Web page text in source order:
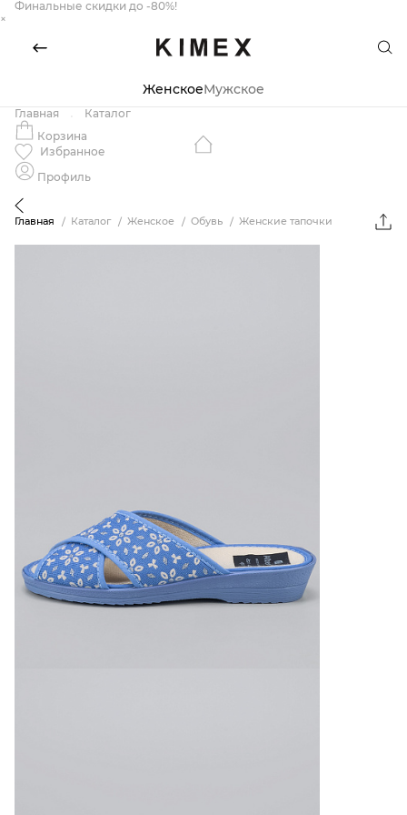
Финальные скидки до -80%!
×
ЖенскоеМужское
Главная
Каталог
Корзина
Избранное
Профиль
Главная Каталог Женское Обувь Женские тапочки